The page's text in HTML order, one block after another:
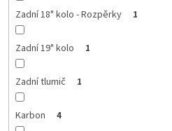
Zadní 18" kolo - Rozpěrky 1
Zadní 19" kolo 1
Zadní tlumič 1
Karbon 4